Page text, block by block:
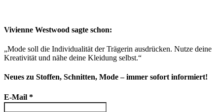
Vivienne Westwood sagte schon:
„Mode soll die Individualität der Trägerin ausdrücken. Nutze deine
Kreativität und nähe deine Kleidung selbst.“
Neues zu Stoffen, Schnitten, Mode – immer sofort informiert!
E-Mail *